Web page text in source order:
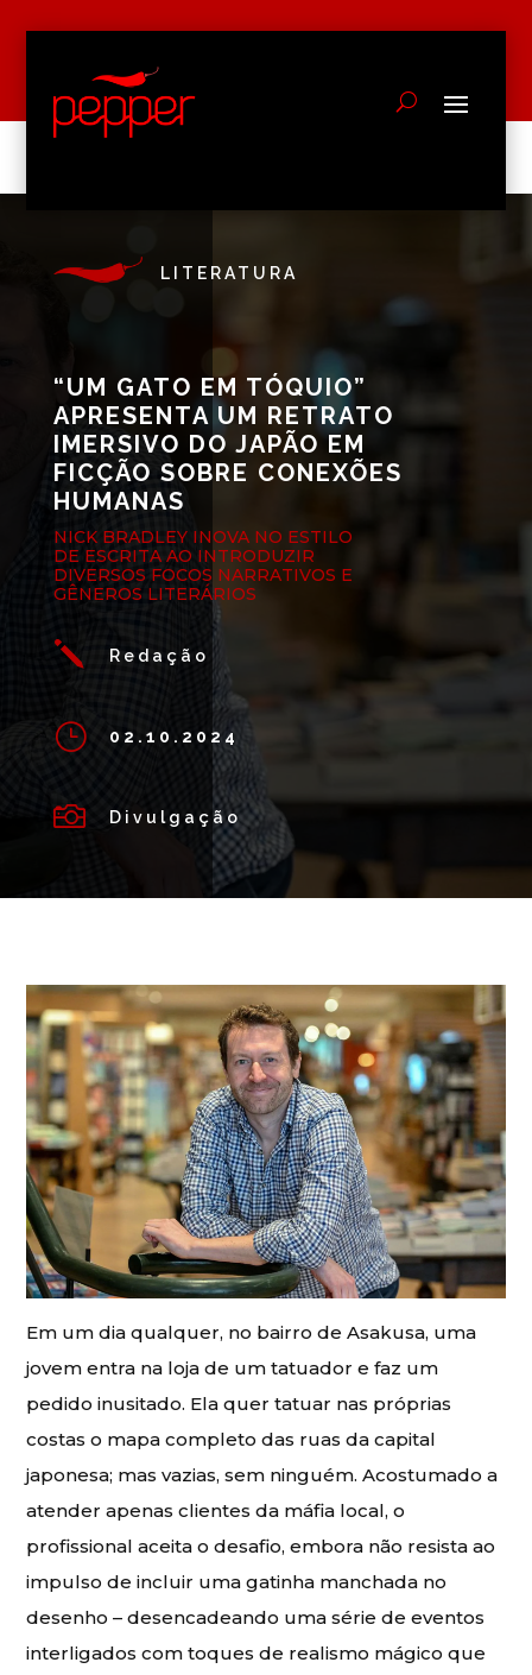
LITERATURA
“UM GATO EM TÓQUIO”
APRESENTA UM RETRATO
IMERSIVO DO JAPÃO EM
FICÇÃO SOBRE CONEXÕES
HUMANAS
NICK BRADLEY INOVA NO ESTILO
DE ESCRITA AO INTRODUZIR
DIVERSOS FOCOS NARRATIVOS E
GÊNEROS LITERÁRIOS
j Redação
} 02.10.2024
 Divulgação
Em um dia qualquer, no bairro de Asakusa, uma
jovem entra na loja de um tatuador e faz um
pedido inusitado. Ela quer tatuar nas próprias
costas o mapa completo das ruas da capital
japonesa; mas vazias, sem ninguém. Acostumado a
atender apenas clientes da máfia local, o
profissional aceita o desafio, embora não resista ao
impulso de incluir uma gatinha manchada no
desenho – desencadeando uma série de eventos
interligados com toques de realismo mágico que